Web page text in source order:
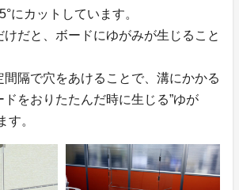
にカットしています。
だと、ボードにゆがみが生じること
間隔で穴をあけることで、溝にかかる
をおりたたんだ時に生じる”ゆが
す。